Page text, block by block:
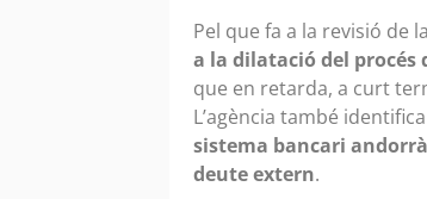
Pel que fa a la revisió de
a la dilatació del procés
que en retarda, a curt
L’agència també
sistema bancari
deute extern.